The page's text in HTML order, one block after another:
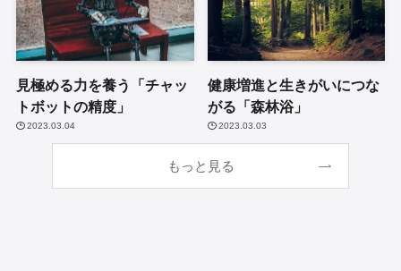
見極める力を養う「チャッ
トボットの精度」
2023.03.04
健康増進と生きがいにつな
がる「森林浴」
2023.03.03
もっと見る